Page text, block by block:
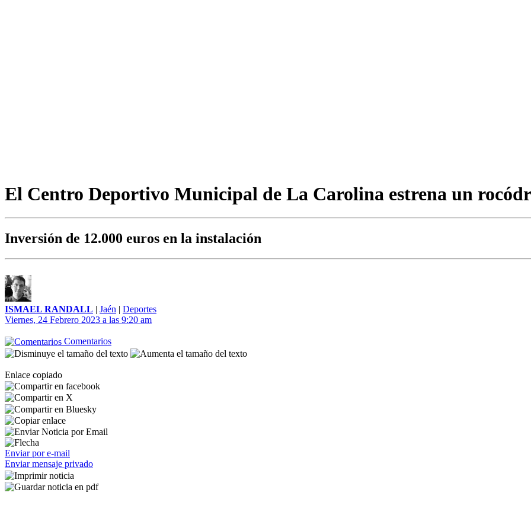
El Centro Deportivo Municipal de La Carolina estrena un
Inversión de 12.000 euros en la instalación
ISMAEL RANDALL | Jaén | Deportes
Viernes, 24 Febrero 2023 a las 9:20 am
Comentarios
Enlace copiado
Enviar por e-mail
Enviar mensaje privado